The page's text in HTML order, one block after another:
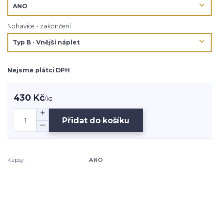
Nohavice - zakončení
Nejsme plátci DPH
430 Kč/ks
Přidat do košíku
Kapsy: ANO